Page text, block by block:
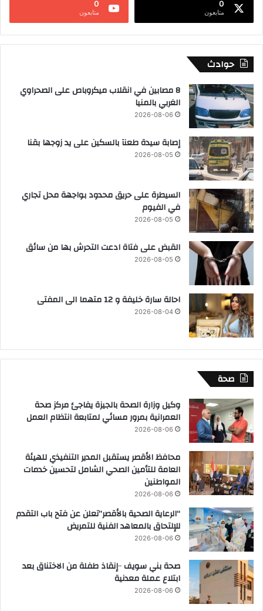
0
متابعون
0
متابعون
حوادث
8 مصابين في انقلاب ميكروباص على الصحراوي
الغربي بالمنيا
2026-08-06
إصابة سيدة طعنآ بالسكين على يد زوجها بقنا
2026-08-05
السيطرة على حريق محدود بواجهة محل تجاري
في الفيوم
2026-08-05
القبض على فتاة ادعت التحرش بها من سائق
2026-08-05
احالة سارة خليفة و 12 متهما الى المفتى
2026-08-04
صحة
وكيل وزارة الصحة بالجيزة يفاجئ مركز صحة
العمرانية بمرور مسائي لمتابعة انتظام العمل
2026-08-06
محافظ الأقصر يستقبل المدير التنفيذي للهيئة
العامة للتأمين الصحي الشامل لتحسين خدمات
المواطنين
2026-08-06
“الرعاية الصحية بالأقصر”تعلن عن فتح باب التقدم
للإلتحاق بالمعاهد الفنية للتمريض
2026-08-06
صحة بني سويف ٠٠إنقاذ طفلة من الاختناق بعد
ابتلاع عملة معدنية
2026-08-06